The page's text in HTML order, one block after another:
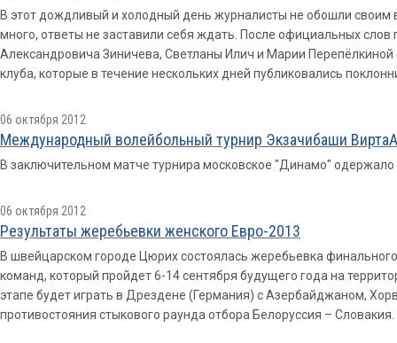
В этот дождливый и холодный день журналисты не обошли
много, ответы не заставили себя ждать. После официальных
Александровича Зиничева, Светланы Илич и Марии
клуба, которые в течение нескольких дней публиковались
06 октября 2012
Международный волейбольный турнир Экзачибаши
В заключительном матче турнира московское "Динамо"
06 октября 2012
Результаты жеребьевки женского Евро-2013
В швейцарском городе Цюрих состоялась жеребьевка
команд, который пройдет 6-14 сентября будущего года на
этапе будет играть в Дрездене (Германия) с Азербайджаном,
противостояния стыкового раунда отбора Белоруссия – Словакия.